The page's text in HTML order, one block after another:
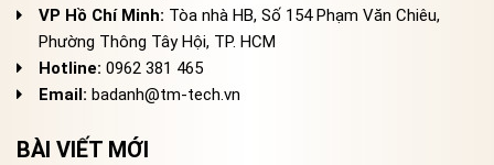
VP Hồ Chí Minh: Tòa nhà HB, Số 154 Phạm Văn Chiêu,
Phường Thông Tây Hội, TP. HCM
Hotline: 0962 381 465
Email: badanh@tm-tech.vn
BÀI VIẾT MỚI